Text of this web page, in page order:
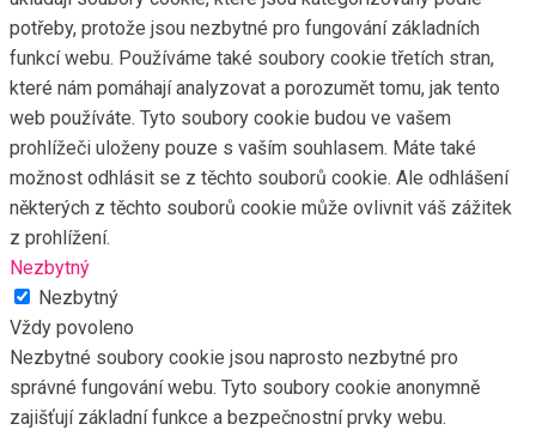
potřeby, protože jsou nezbytné pro fungování základních
funkcí webu. Používáme také soubory cookie třetích stran,
které nám pomáhají analyzovat a porozumět tomu, jak tento
web používáte. Tyto soubory cookie budou ve vašem
prohlížeči uloženy pouze s vaším souhlasem. Máte také
možnost odhlásit se z těchto souborů cookie. Ale odhlášení
některých z těchto souborů cookie může ovlivnit váš zážitek
z prohlížení.
Nezbytný
Nezbytný
Vždy povoleno
Nezbytné soubory cookie jsou naprosto nezbytné pro
správné fungování webu. Tyto soubory cookie anonymně
zajišťují základní funkce a bezpečnostní prvky webu.